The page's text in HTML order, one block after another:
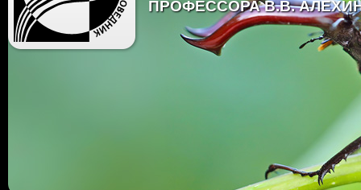
ПРОФЕССОРА В.В.